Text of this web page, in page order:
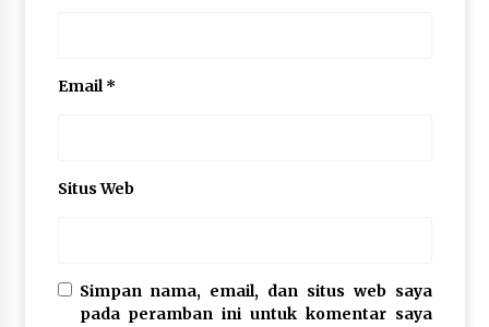
Email *
Situs Web
Simpan nama, email, dan situs web saya
pada peramban ini untuk komentar saya